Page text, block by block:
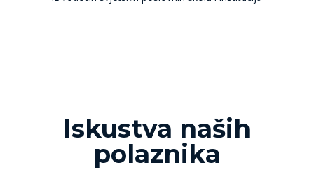
Iskustva naših
polaznika